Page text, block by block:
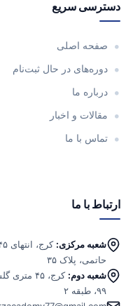
دسترسی سریع
صفحه اصلی
دوره‌های در حال ثبت‌نام
درباره ما
مقالات و اخبار
تماس با ما
ارتباط با ما
شعبه مرکزی:
حاتمی، پلاک ۳۵
شعبه دوم:
کرج، ۴۵
۹۹، طبقه ۲